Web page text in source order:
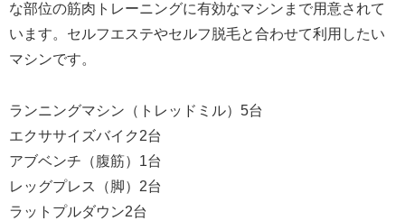
な部位の筋肉トレーニングに有効なマシンまで用意されて
います。セルフエステやセルフ脱毛と合わせて利用したい
マシンです。
ランニングマシン（トレッドミル）5台
エクササイズバイク2台
アブベンチ（腹筋）1台
レッグプレス（脚）2台
ラットプルダウン2台